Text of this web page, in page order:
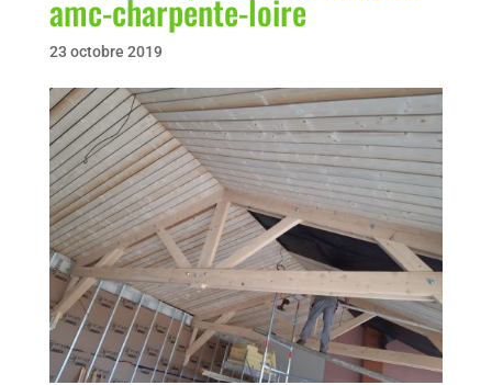
amc-charpente-loire
23 octobre 2019